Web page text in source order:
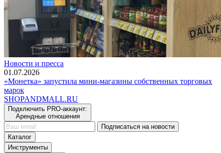
Новости и пресса
01.07.2026
«Монетка» запустила мини-магазины собственных торговых
марок
SHOPANDMALL.RU
Подключить PRO-аккаунт:
Арендные отношения
Подписаться на новости
Каталог
Инструменты